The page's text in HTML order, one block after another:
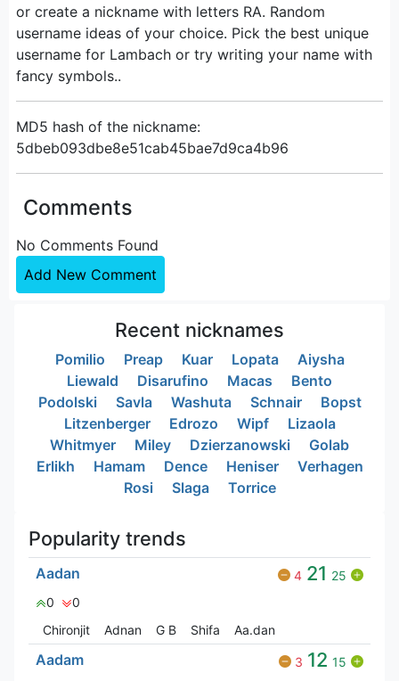
or create a nickname with letters RA. Random
username ideas of your choice. Pick the best unique
username for Lambach or try writing your name with
fancy symbols..
MD5 hash of the nickname:
5dbeb093dbe8e51cab45bae7d9ca4b96
Comments
No Comments Found
Add New Comment
Recent nicknames
Pomilio Preap Kuar Lopata
Aiysha
Liewald
Disarufino Macas
Bento
Podolski
Savla Washuta Schnair
Bopst
Litzenberger
Edrozo Wipf
Lizaola
Whitmyer
Miley Dzierzanowski
Golab
Erlikh
Hamam Dence Heniser
Verhagen
Rosi
Slaga Torrice
Popularity trends
Aadan 4 21 25
0
0
Chironjit
Adnan G‎ B Shifa Aa.dan
Aadam 3 12 15